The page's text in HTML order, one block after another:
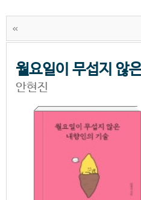
월요일이 무섭지 않
안현진